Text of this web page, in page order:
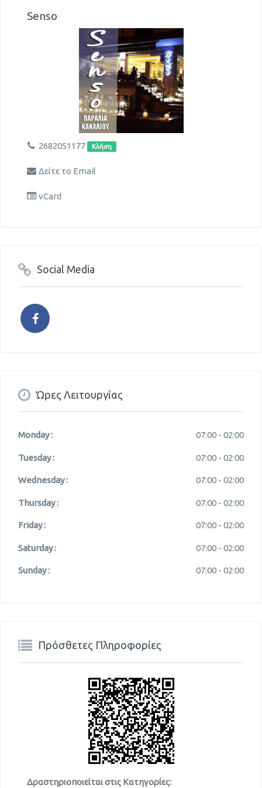
Senso
2682051177 Κλήση
Δείτε το Email
vCard
Social Media
Ώρες Λειτουργίας
Monday : 07:00 - 02:00
Tuesday : 07:00 - 02:00
Wednesday : 07:00 - 02:00
Thursday : 07:00 - 02:00
Friday : 07:00 - 02:00
Saturday : 07:00 - 02:00
Sunday : 07:00 - 02:00
Πρόσθετες Πληροφορίες
Δραστηριοποιείται στις Κατηγορίες: